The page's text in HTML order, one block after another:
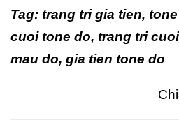
Tag: trang tri gia tien,
cuoi tone do, trang tri
mau do, gia tien tone do